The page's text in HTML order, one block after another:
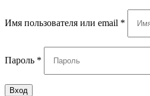
Имя пользователя или email *
Пароль *
Вход